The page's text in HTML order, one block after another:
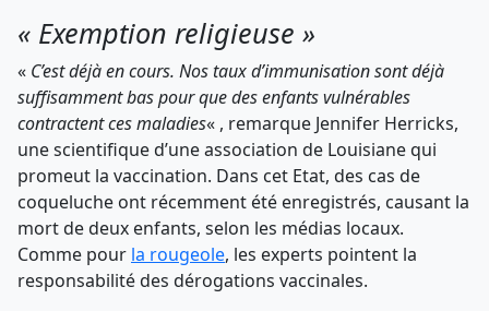
« Exemption religieuse »
« C’est déjà en cours. Nos taux d’immunisation sont déjà
suffisamment bas pour que des enfants vulnérables
contractent ces maladies« , remarque Jennifer Herricks,
une scientifique d’une association de Louisiane qui
promeut la vaccination. Dans cet Etat, des cas de
coqueluche ont récemment été enregistrés, causant la
mort de deux enfants, selon les médias locaux.
Comme pour la rougeole, les experts pointent la
responsabilité des dérogations vaccinales.